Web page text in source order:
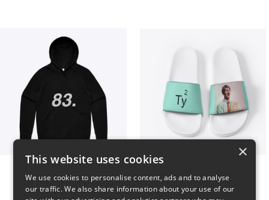
×
This website uses cookies
We use cookies to personalise content, ads and to analyse
our traffic. We also share information about your use of our